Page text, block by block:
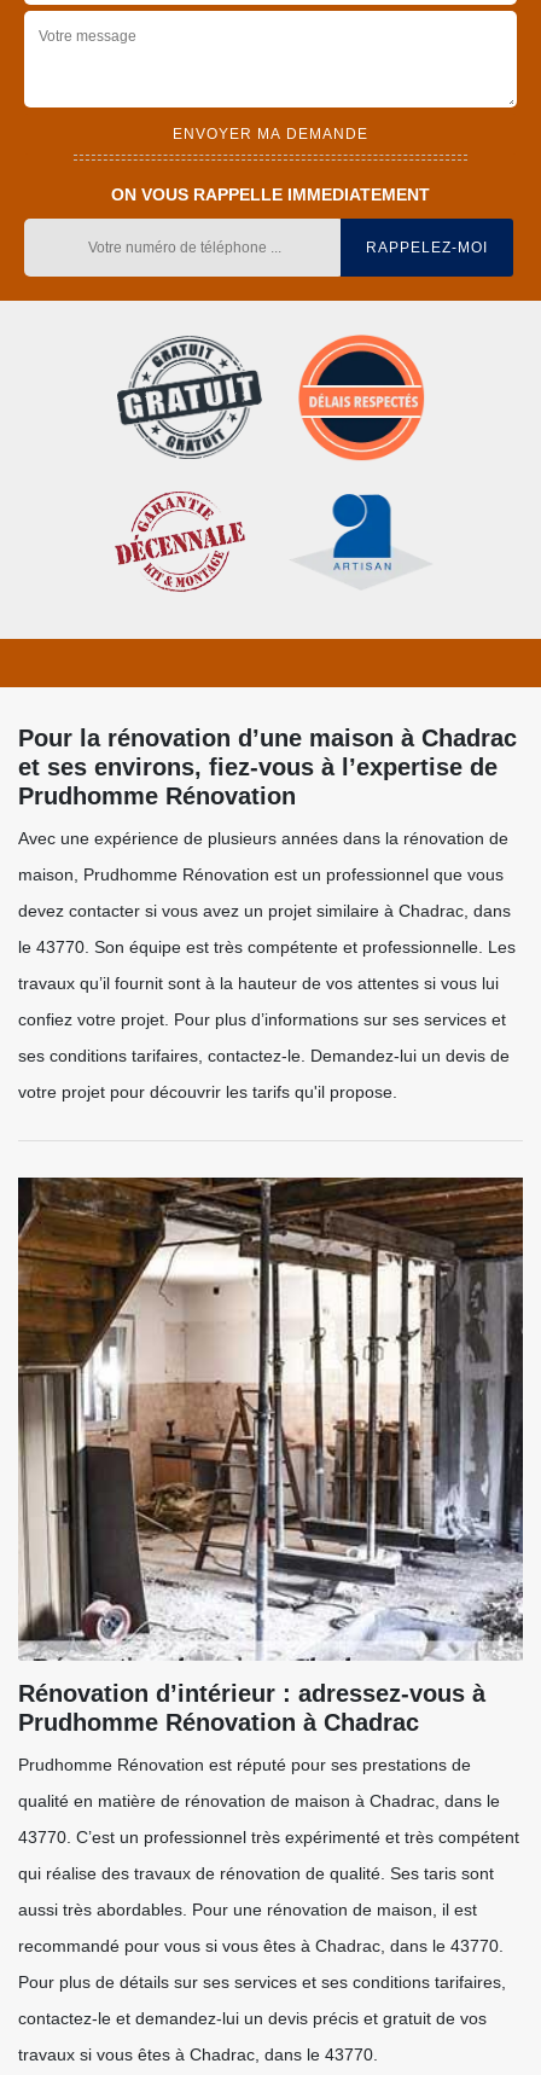
ON VOUS RAPPELLE IMMEDIATEMENT
Pour la rénovation d’une maison à Chadrac
et ses environs, fiez-vous à l’expertise de
Prudhomme Rénovation
Avec une expérience de plusieurs années dans la rénovation de
maison, Prudhomme Rénovation est un professionnel que vous
devez contacter si vous avez un projet similaire à Chadrac, dans
le 43770. Son équipe est très compétente et professionnelle. Les
travaux qu’il fournit sont à la hauteur de vos attentes si vous lui
confiez votre projet. Pour plus d’informations sur ses services et
ses conditions tarifaires, contactez-le. Demandez-lui un devis de
votre projet pour découvrir les tarifs qu'il propose.
Rénovation d’intérieur : adressez-vous à
Prudhomme Rénovation à Chadrac
Prudhomme Rénovation est réputé pour ses prestations de
qualité en matière de rénovation de maison à Chadrac, dans le
43770. C’est un professionnel très expérimenté et très compétent
qui réalise des travaux de rénovation de qualité. Ses taris sont
aussi très abordables. Pour une rénovation de maison, il est
recommandé pour vous si vous êtes à Chadrac, dans le 43770.
Pour plus de détails sur ses services et ses conditions tarifaires,
contactez-le et demandez-lui un devis précis et gratuit de vos
travaux si vous êtes à Chadrac, dans le 43770.